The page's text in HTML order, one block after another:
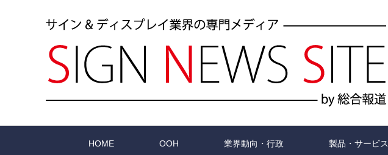
HOME OOH 業界動向・行政 製品・サービス